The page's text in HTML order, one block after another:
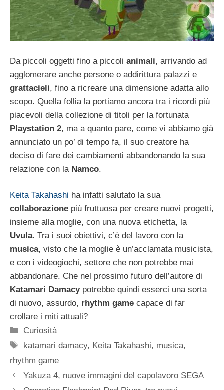
Da piccoli oggetti fino a piccoli animali, arrivando ad
agglomerare anche persone o addirittura palazzi e
grattacieli, fino a ricreare una dimensione adatta allo
scopo. Quella follia la portiamo ancora tra i ricordi più
piacevoli della collezione di titoli per la fortunata
Playstation 2, ma a quanto pare, come vi abbiamo già
annunciato un po’ di tempo fa, il suo creatore ha
deciso di fare dei cambiamenti abbandonando la sua
relazione con la Namco.
Keita Takahashi ha infatti salutato la sua
collaborazione più fruttuosa per creare nuovi progetti,
insieme alla moglie, con una nuova etichetta, la
Uvula. Tra i suoi obiettivi, c’è del lavoro con la
musica, visto che la moglie è un’acclamata musicista,
e con i videogiochi, settore che non potrebbe mai
abbandonare. Che nel prossimo futuro dell’autore di
Katamari Damacypotrebbe quindi esserci una sorta
di nuovo, assurdo, rhythm game capace di far
crollare i miti attuali?
Categorie
Curiosità
Tag
katamari damacy, Keita Takahashi, musica,
rhythm game
Yakuza 4, nuove immagini del capolavoro SEGA